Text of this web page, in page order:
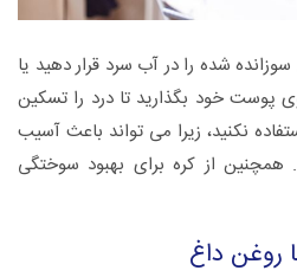
شده را در آب سرد قرار دهید یا
خود بگذارید تا درد را تسکین
نکنید، زیرا می تواند باعث آسیب
از کره برای بهبود سوختگی
روغن داغ